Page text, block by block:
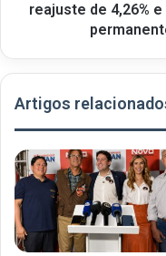
reajuste de 4,26%
Artigos